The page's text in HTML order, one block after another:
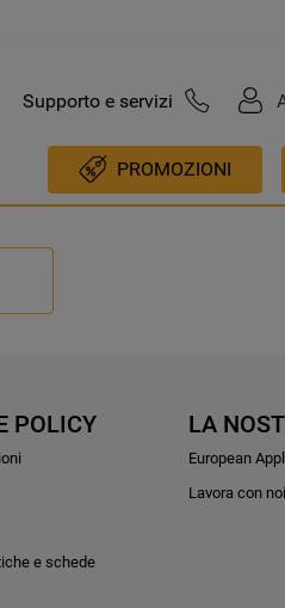
Supporto e servizi
PROMOZIONI
POLICY
e schede
LA
European
Lavora con noi